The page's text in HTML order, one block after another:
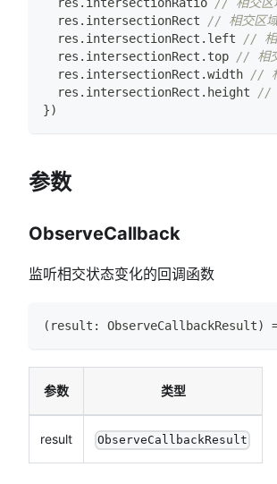
  res
. intersectionRect
// 相交区
  res
. intersectionRect . left
// 相
  res
. intersectionRect . top
// 相交
  res
. intersectionRect .width
//
  res
. intersectionRect . height
//
})
参数
ObserveCallback
监听相交状态变化的回调函数
( result : ObserveCallbackResult)
参数 类型
result ObserveCallbackResult